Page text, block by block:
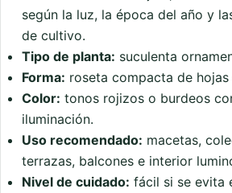
según la luz, la época del año y
de cultivo.
Tipo de planta: suculenta
Forma: roseta compacta de hojas
Color: tonos rojizos o burdeos
iluminación.
Uso recomendado: macetas,
terrazas, balcones e interior
Nivel de cuidado: fácil si se evita